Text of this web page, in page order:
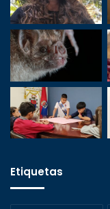
Etiquetas